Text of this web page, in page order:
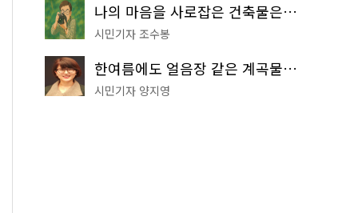
나의 마음을 사로잡은 건축물은? '서울시 건축상' 수상작 공개!
시민기자 조수봉
한여름에도 얼음장 같은 계곡물! 서울 '진관사 계곡'이 천국이네~
시민기자 양지영